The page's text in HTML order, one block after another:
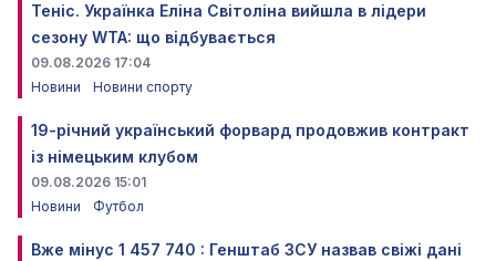
Теніс. Українка Еліна Світоліна вийшла в лідери
сезону WTA: що відбувається
09.08.2026 17:04
Новини
Новини спорту
19-річний український форвард продовжив контракт
із німецьким клубом
09.08.2026 15:01
Новини
Футбол
Вже мінус 1 457 740 : Генштаб ЗСУ назвав свіжі дані